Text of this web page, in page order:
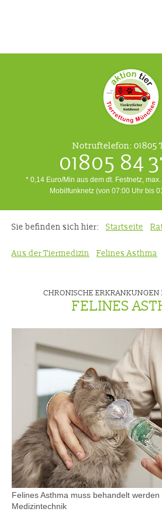
Notruftelefon: 01805
01805 84
* 0,14 Euro/Min aus dem dt. Festnetz,
Mobilfunknetz (von 07:00 Uhr bis
Sie befinden sich hier: Startseite
Aus der Tiermedizin Felines Asthma
CHRONISCHE ERKRANKUNGEN
FELINES
Felines Asthma muss behandelt werden
Medizintechnik